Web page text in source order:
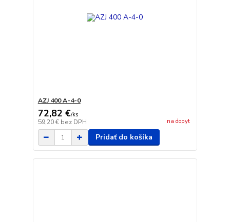
AZJ 400 A-4-0
72,82 €/ks
59,20 € bez DPH na dopyt
Pridať do košíka